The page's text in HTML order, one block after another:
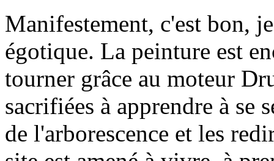
Manifestement, c'est bon,
égotique. La peinture est
tourner grâce au moteur
sacrifiées à apprendre à se
de l'arborescence et les